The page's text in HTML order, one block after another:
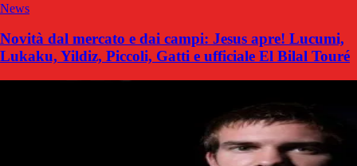
News
Novità dal mercato e dai campi: Jesus apre! Lucumi,
Lukaku, Yildiz, Piccoli, Gatti e ufficiale El Bilal Touré